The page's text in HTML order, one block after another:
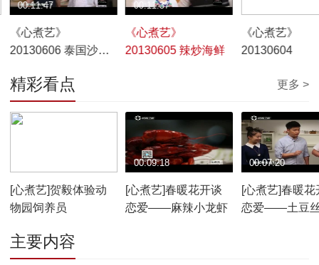
《心煮艺》
20130606 泰国沙拉
00:11:47
《心煮艺》
20130605 辣炒海鲜
00:11:37
《心煮艺》
20130604
精彩看点 更多 >
[心煮艺]贺毅体验动
物园饲养员
[心煮艺]春暖花开谈
恋爱——麻辣小龙虾
00:09:18
[心煮艺]春暖花
恋爱——土豆
00:07:20
主要内容